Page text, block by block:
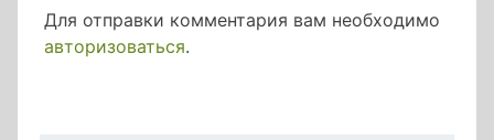
Для отправки комментария вам необходимо
авторизоваться.